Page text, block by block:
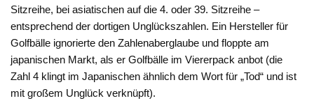
Sitzreihe, bei asiatischen auf die 4. oder 39. Sitzreihe –
entsprechend der dortigen Unglückszahlen. Ein Hersteller für
Golfbälle ignorierte den Zahlenaberglaube und floppte am
japanischen Markt, als er Golfbälle im Viererpack anbot (die
Zahl 4 klingt im Japanischen ähnlich dem Wort für „Tod“ und ist
mit großem Unglück verknüpft).